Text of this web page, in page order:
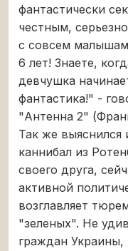
фантастически
честным,
с совсем
6 лет! Знаете,
девчушка
фантастика!" -
"Антенна 2"
Так же выяснился
каннибал из
своего друга,
активной
возглавляет
"зеленых". Не
граждан